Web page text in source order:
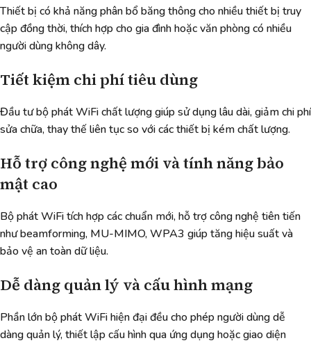
Thiết bị có khả năng phân bổ băng thông cho nhiều thiết bị truy
cập đồng thời, thích hợp cho gia đình hoặc văn phòng có nhiều
người dùng không dây.
Tiết kiệm chi phí tiêu dùng
Đầu tư bộ phát WiFi chất lượng giúp sử dụng lâu dài, giảm chi phí
sửa chữa, thay thế liên tục so với các thiết bị kém chất lượng.
Hỗ trợ công nghệ mới và tính năng bảo
mật cao
Bộ phát WiFi tích hợp các chuẩn mới, hỗ trợ công nghệ tiên tiến
như beamforming, MU-MIMO, WPA3 giúp tăng hiệu suất và
bảo vệ an toàn dữ liệu.
Dễ dàng quản lý và cấu hình mạng
Phần lớn bộ phát WiFi hiện đại đều cho phép người dùng dễ
dàng quản lý, thiết lập cấu hình qua ứng dụng hoặc giao diện